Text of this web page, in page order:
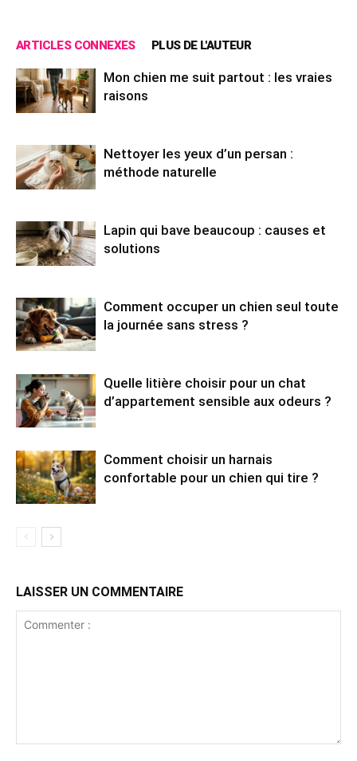
ARTICLES CONNEXES PLUS DE L'AUTEUR
Mon chien me suit partout : les vraies
raisons
Nettoyer les yeux d’un persan :
méthode naturelle
Lapin qui bave beaucoup : causes et
solutions
Comment occuper un chien seul toute
la journée sans stress ?
Quelle litière choisir pour un chat
d’appartement sensible aux odeurs ?
Comment choisir un harnais
confortable pour un chien qui tire ?
LAISSER UN COMMENTAIRE